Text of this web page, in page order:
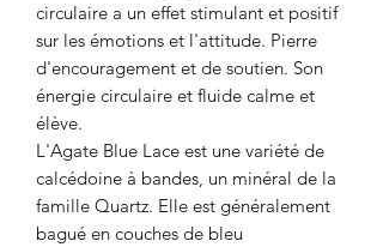
circulaire a un effet stimulant et positif
sur les émotions et l'attitude. Pierre
d'encouragement et de soutien. Son
énergie circulaire et fluide calme et
élève.
L'Agate Blue Lace est une variété de
calcédoine à bandes, un minéral de la
famille Quartz. Elle est généralement
bagué en couches de bleu